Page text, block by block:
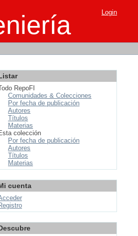
Login
RepoFI
Comunidades & Colecciones
Por fecha de publicación
Autores
Títulos
Materias
colección
Por fecha de publicación
Autores
Títulos
Materias
cuenta